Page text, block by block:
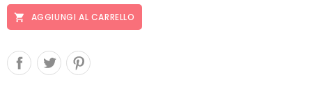
 AGGIUNGI AL CARRELLO